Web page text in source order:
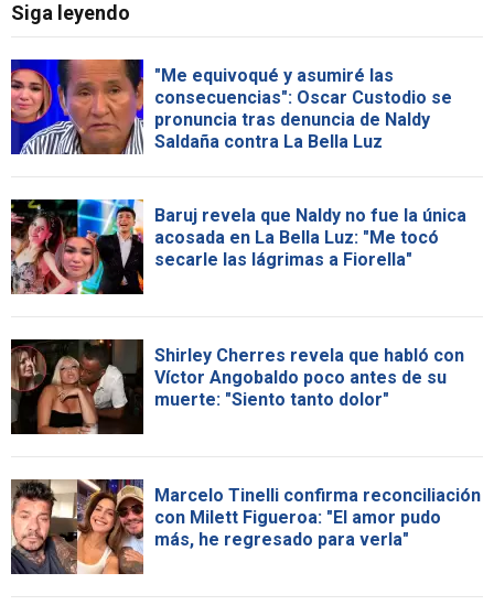
Siga leyendo
"Me equivoqué y asumiré las
consecuencias": Oscar Custodio se
pronuncia tras denuncia de Naldy
Saldaña contra La Bella Luz
Baruj revela que Naldy no fue la única
acosada en La Bella Luz: "Me tocó
secarle las lágrimas a Fiorella"
Shirley Cherres revela que habló con
Víctor Angobaldo poco antes de su
muerte: "Siento tanto dolor"
Marcelo Tinelli confirma reconciliación
con Milett Figueroa: "El amor pudo
más, he regresado para verla"